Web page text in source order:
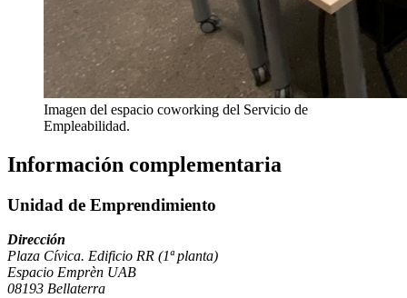
Imagen del espacio coworking del Servicio de
Empleabilidad.
Información complementaria
Unidad de Emprendimiento
Dirección
Plaza Cívica. Edificio RR (1ª planta)
Espacio Emprèn UAB
08193 Bellaterra